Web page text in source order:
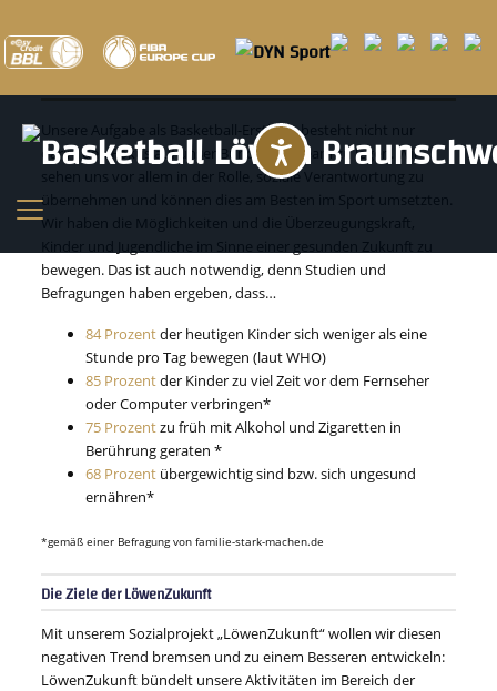
LöwenZukunft
Unsere Aufgabe als Basketball-Erstligist besteht nicht nur
darin, den Fokus auf unser Bundesliga-Team zu legen. Wir
sehen uns vor allem in der Rolle, soziale Verantwortung zu
übernehmen und können dies am Besten im Sport umsetzten.
Wir haben die Möglichkeiten und die Überzeugungskraft,
bewegen. Das ist auch notwendig, denn Studien und
Befragungen haben ergeben, dass…
84 Prozentder heutigen Kinder sich weniger als eine
Stunde pro Tag bewegen (laut WHO)
85 Prozentder Kinder zu viel Zeit vor dem Fernseher
oder Computer verbringen*
75 Prozentzu früh mit Alkohol und Zigaretten in
Berührung geraten *
68 Prozent übergewichtig sind bzw. sich ungesund
ernähren*
*gemäß einer Befragung von familie-stark-machen.de
Die Ziele der LöwenZukunft
Mit unserem Sozialprojekt „LöwenZukunft“ wollen wir diesen
negativen Trend bremsen und zu einem Besseren entwickeln:
LöwenZukunft bündelt unsere Aktivitäten im Bereich der